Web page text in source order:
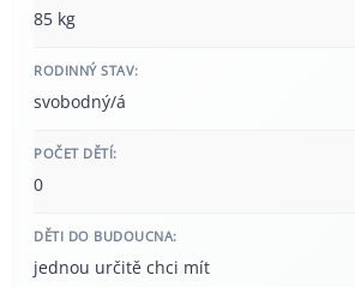
85 kg
RODINNÝ STAV:
svobodný/á
POČET DĚTÍ:
0
DĚTI DO BUDOUCNA:
jednou určitě chci mít